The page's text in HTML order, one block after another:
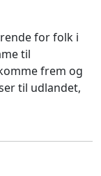
for folk i
til
frem og
til udlandet,